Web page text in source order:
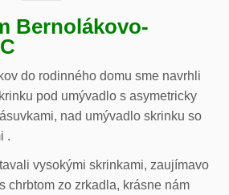
Bernolákovo-
do rodinného domu sme navrhli
pod umývadlo s asymetricky
nad umývadlo skrinku so
.
vysokými skrinkami, zaujímavo
chrbtom zo zrkadla, krásne nám